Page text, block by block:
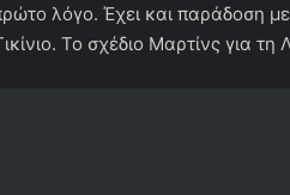
λόγο. Έχει και παράδοση
Το σχέδιο Μαρτίνς για